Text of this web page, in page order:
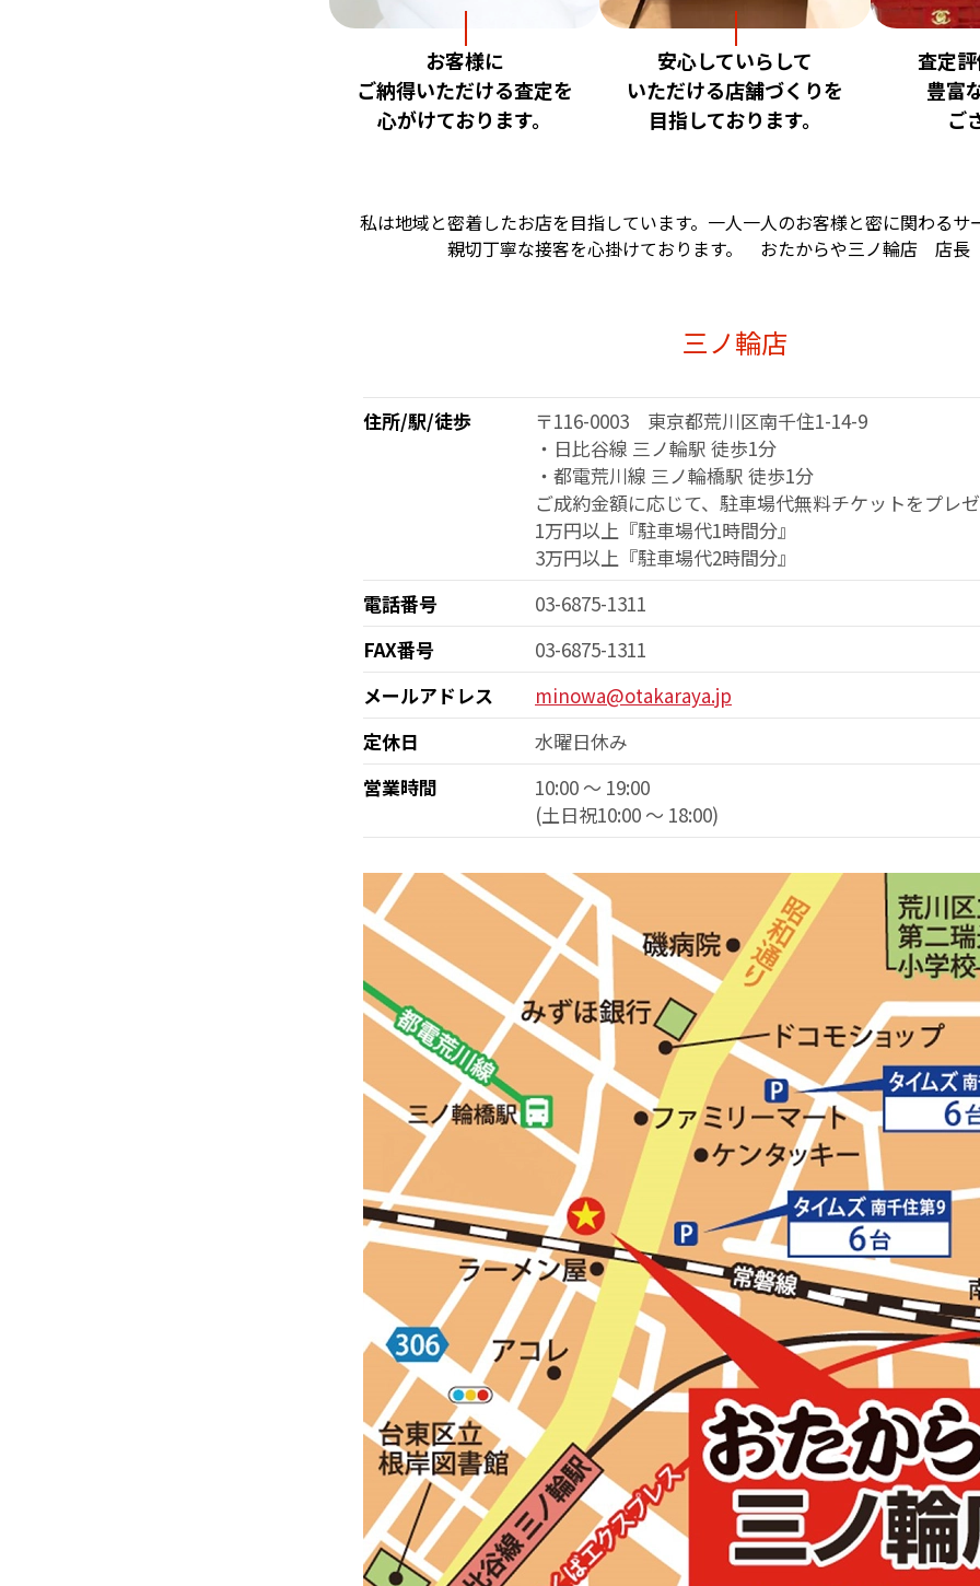
お客様に
ご納得いただける査定を
心がけております。
安心していらして
いただける店舗づくりを
目指しております。
査定
豊富
ご
私は地域と密着したお店を目指しています。 一人一人のお客様と密に関わるサ
親切丁寧な接客を心掛けております。 おたからや三ノ輪店 店
三ノ輪店
住所/駅/徒歩
〒116-0003 東京都荒川区南千住1-14-9
・日比谷線 三ノ輪駅 徒歩1分
・都電荒川線 三ノ輪橋駅 徒歩1分
ご成約金額に応じて、駐車場代無料チケットをプレ
1万円以上『駐車場代1時間分』
3万円以上『駐車場代2時間分』
電話番号
03-6875-1311
FAX番号
03-6875-1311
メールアドレス
minowa@otakaraya.jp
定休日
水曜日休み
営業時間
10:00 ～ 19:00
(土日祝10:00 ～ 18:00)